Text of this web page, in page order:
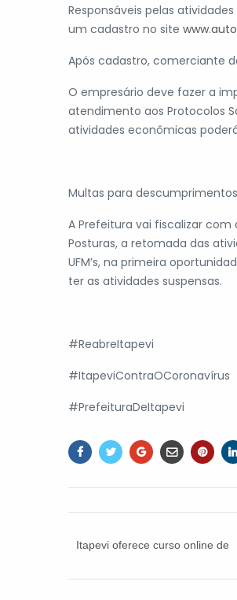
Responsáveis pelas
um cadastro no site
Após cadastro, comerciante
O empresário deve fazer a
atendimento aos Protocolos
atividades econômicas
Multas para
A Prefeitura vai fiscalizar
Posturas, a retomada das
UFM’s, na primeira
ter as atividades suspensas.
#ReabreItapevi
#ItapeviContraOCoronavírus
#PrefeituraDeItapevi
Itapevi oferece curso online de